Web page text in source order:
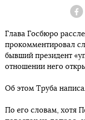
Глава Госбюро
прокомментировал
бывший президент
отношении него
Об этом Труба
По его словам, хотя